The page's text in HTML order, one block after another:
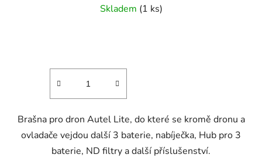
Skladem (1 ks)
Brašna pro dron Autel Lite, do které se kromě dronu a
ovladače vejdou další 3 baterie, nabíječka, Hub pro 3
baterie, ND filtry a další příslušenství.